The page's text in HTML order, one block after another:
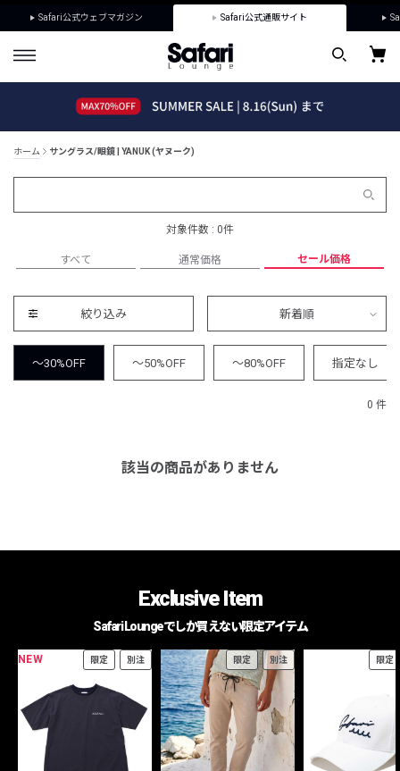
Safari公式ウェブマガジン Safari公式通販サイト
ホーム サングラス/眼鏡 | YANUK (ヤヌーク)
対象件数 : 0件
すべて 通常価格 セール価格
絞り込み 新着順
～30%OFF ～50%OFF ～80%OFF 指定なし
0 件
該当の商品がありません
Exclusive Item
Safari Loungeでしか買えない限定アイテム
NEW 限定 別注 限定 別注 限定